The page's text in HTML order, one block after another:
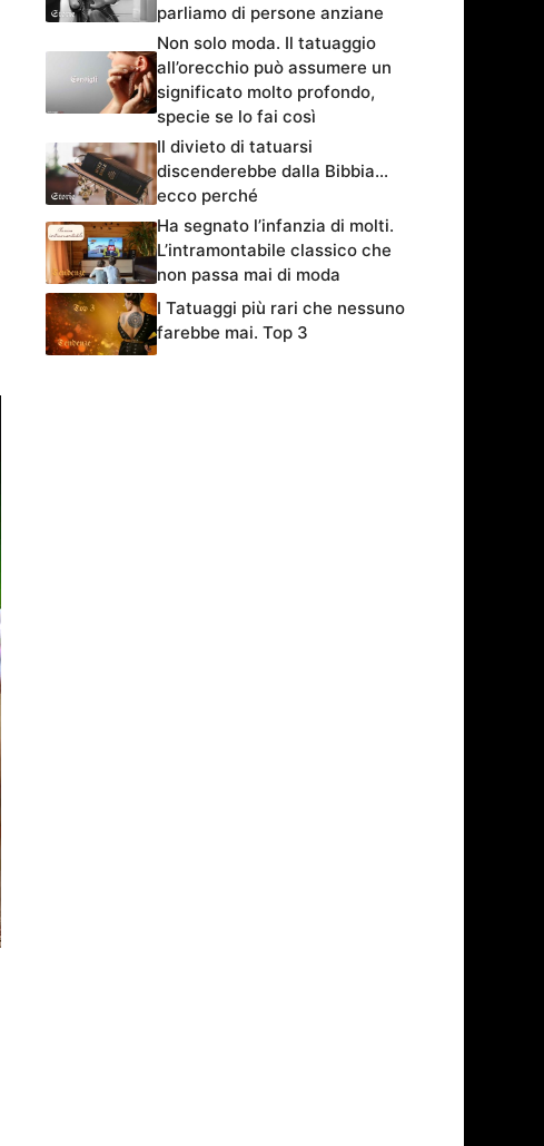
parliamo di persone anziane
Non solo moda. Il tatuaggio
all’orecchio può assumere un
significato molto profondo,
specie se lo fai così
Il divieto di tatuarsi
discenderebbe dalla Bibbia…
ecco perché
Ha segnato l’infanzia di molti.
L’intramontabile classico che
non passa mai di moda
I Tatuaggi più rari che nessuno
farebbe mai. Top 3